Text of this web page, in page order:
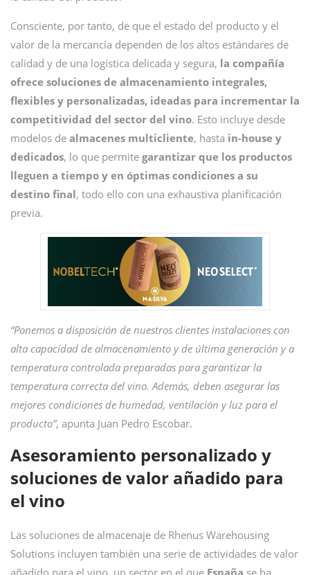
Consciente, por tanto, de que el estado del producto y el
valor de la mercancía dependen de los altos estándares de
calidad y de una logística delicada y segura, la compañía
ofrece soluciones de almacenamiento integrales,
flexibles y personalizadas, ideadas para incrementar la
competitividad del sector del vino. Esto incluye desde
modelos de almacenes multicliente, hasta in-house y
dedicados, lo que permite garantizar que los productos
lleguen a tiempo y en óptimas condiciones a su
destino final, todo ello con una exhaustiva planificación
previa.
“Ponemos a disposición de nuestros clientes instalaciones con
alta capacidad de almacenamiento y de última generación y a
temperatura controlada preparadas para garantizar la
temperatura correcta del vino. Además, deben asegurar las
mejores condiciones de humedad, ventilación y luz para el
producto”, apunta Juan Pedro Escobar.
Asesoramiento personalizado y
soluciones de valor añadido para
el vino
Las soluciones de almacenaje de Rhenus Warehousing
Solutions incluyen también una serie de actividades de valor
añadido para el vino, un sector en el que España se ha